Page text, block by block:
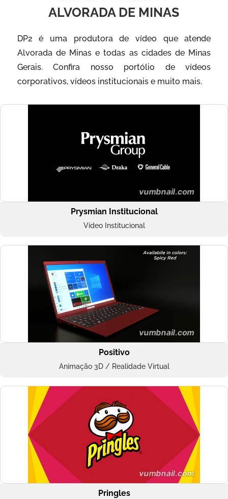
ALVORADA DE MINAS
DP2 é uma produtora de vídeo que atende
Alvorada de Minas e todas as cidades de Minas
Gerais. Confira nosso portólio de vídeos
corporativos, vídeos institucionais e muito mais.
Prysmian Institucional
Vídeo Institucional
Positivo
Animação 3D / Realidade Virtual
Pringles